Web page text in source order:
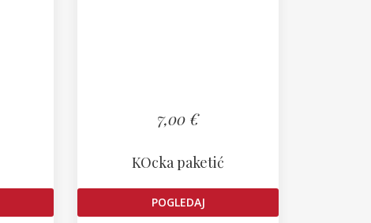
7,00 €
KOcka paketić
POGLEDAJ